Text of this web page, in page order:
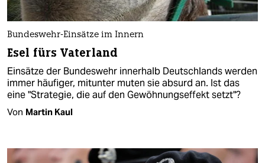
Bundeswehr-Einsätze im Innern
Esel fürs Vaterland
Einsätze der Bundeswehr innerhalb Deutschlands werden
immer häufiger, mitunter muten sie absurd an. Ist das
eine "Strategie, die auf den Gewöhnungseffekt setzt"?
Von Martin Kaul